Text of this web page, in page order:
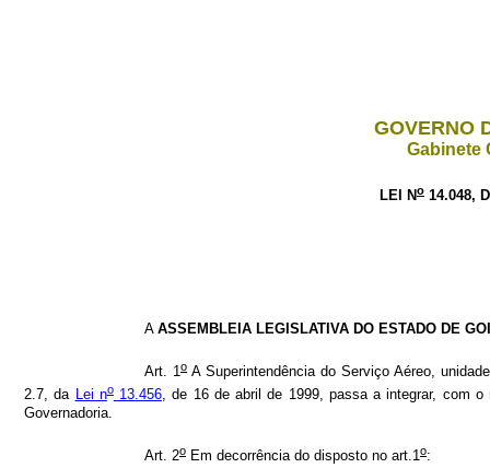
GOVERNO
Gabinete
LEI No 14.048,
A ASSEMBLEIA LEGISLATIVA DO ESTADO DE
Art. 1o A Superintendência do Serviço Aéreo,
2.7, da Lei no13.456, de 16 de abril de 1999, passa a integrar, com
Governadoria.
Art. 2o Em decorrência do disposto no art.1 o: